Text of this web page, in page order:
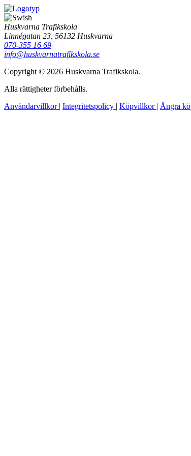
Huskvarna Trafikskola
Linnégatan 23, 56132 Huskvarna
070-355 16 69
info@huskvarnatrafikskola.se
Copyright © 2026 Huskvarna Trafikskola.
Alla rättigheter förbehålls.
Användarvillkor | Integritetspolicy | Köpvillkor | Ångra